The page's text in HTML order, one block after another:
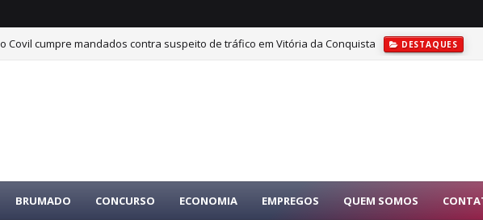
Covil cumpre mandados contra suspeito de tráfico em Vitória da Conquista DESTAQUES
BRUMADO CONCURSO ECONOMIA EMPREGOS QUEM SOMOS